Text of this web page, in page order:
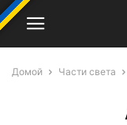
Домой Части света